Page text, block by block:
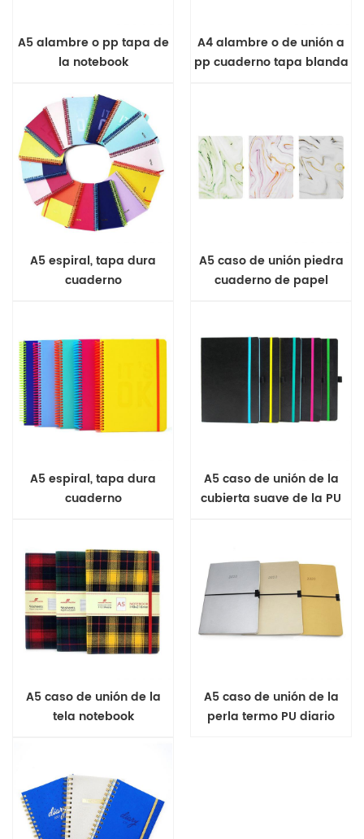
A5 alambre o pp tapa de
la notebook
A4 alambre o de unión a
pp cuaderno tapa blanda
A5 espiral, tapa dura
cuaderno
A5 caso de unión piedra
cuaderno de papel
A5 espiral, tapa dura
cuaderno
A5 caso de unión de la
cubierta suave de la PU
A5 caso de unión de la
tela notebook
A5 caso de unión de la
perla termo PU diario